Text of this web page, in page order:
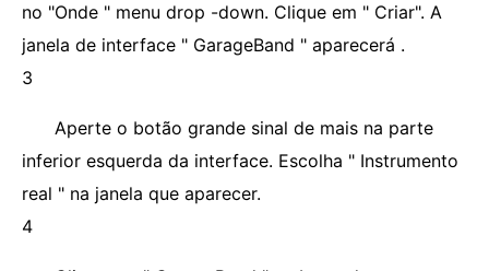
no "Onde " menu drop -down. Clique em " Criar". A
janela de interface " GarageBand " aparecerá .
3
Aperte o botão grande sinal de mais na parte
inferior esquerda da interface. Escolha " Instrumento
real " na janela que aparecer.
4